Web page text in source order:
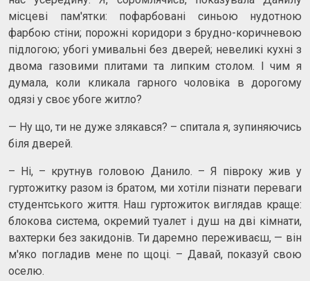
місцеві пам'ятки: пофарбовані синьою нудотною
фарбою стіни; порожні коридори з брудно-коричневою
підлогою; убогі умивальні без дверей; невеликі кухні з
двома газовими плитами та липким столом. І чим я
думала, коли кликала гарного чоловіка в дорогому
одязі у своє убоге житло?
— Ну що, ти не дуже злякався? – спитала я, зупиняючись
біля дверей.
– Ні, – крутнув головою Данило. – Я півроку жив у
гуртожитку разом із братом, ми хотіли пізнати переваги
студентського життя. Наш гуртожиток виглядав краще:
блокова система, окремий туалет і душ на дві кімнати,
вахтерки без закидонів. Ти даремно переживаєш, — він
м'яко погладив мене по щоці. – Давай, показуй свою
оселю.